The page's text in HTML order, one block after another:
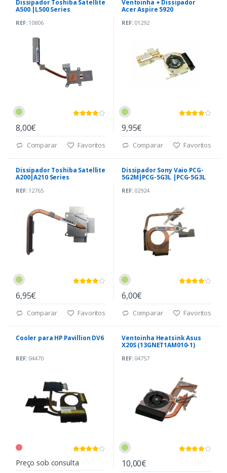
Dissipador Toshiba Satellite
A500 |L500 Series
REF:10806
8,00€
Comparar Favoritos
Ventoinha + Dissipador
Acer Aspire 5920
REF:01292
9,95€
Comparar Favoritos
Dissipador Toshiba Satellite
A200|A210 Series
REF:12765
6,95€
Comparar Favoritos
Dissipador Sony Vaio PCG-
5G2M|PCG-5G3L |PCG-5G3L
REF:02924
6,00€
Comparar Favoritos
Cooler para HP Pavillion DV6
REF:04470
Preço sob consulta
Ventoinha Heatsink Asus
X20S (13GNET1AM010-1)
REF:04757
10,00€